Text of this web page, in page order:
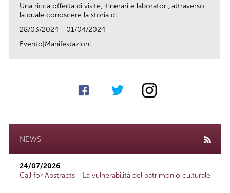
Una ricca offerta di visite, itinerari e laboratori, attraverso
la quale conoscere la storia di...
28/03/2024 - 01/04/2024
Evento|Manifestazioni
NEWS
24/07/2026
Call for Abstracts - La vulnerabilità del patrimonio culturale